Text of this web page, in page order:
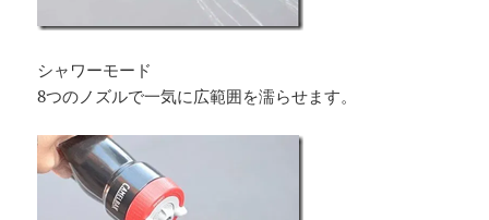
シャワーモード
8つのノズルで一気に広範囲を濡らせます。